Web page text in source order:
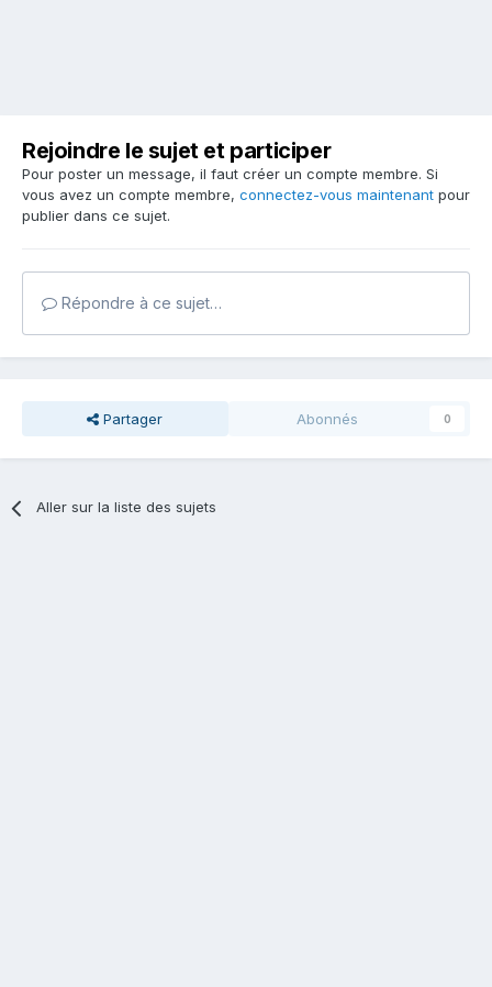
Rejoindre le sujet et participer
Pour poster un message, il faut créer un compte membre. Si
vous avez un compte membre, connectez-vous maintenant pour
publier dans ce sujet.
Répondre à ce sujet…
Partager Abonnés 0
Aller sur la liste des sujets